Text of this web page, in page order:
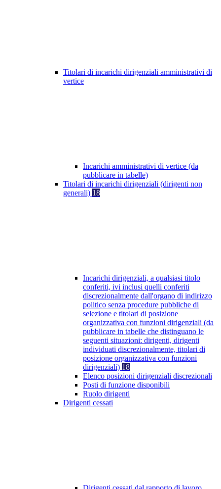
Titolari di incarichi dirigenziali amministrativi di
vertice
Incarichi amministrativi di vertice (da
pubblicare in tabelle)
Titolari di incarichi dirigenziali (dirigenti non
generali) 18
Incarichi dirigenziali, a qualsiasi titolo
conferiti, ivi inclusi quelli conferiti
discrezionalmente dall'organo di indirizzo
politico senza procedure pubbliche di
selezione e titolari di posizione
organizzativa con funzioni dirigenziali (da
pubblicare in tabelle che distinguano le
seguenti situazioni: dirigenti, dirigenti
individuati discrezionalmente, titolari di
posizione organizzativa con funzioni
dirigenziali) 18
Elenco posizioni dirigenziali discrezionali
Posti di funzione disponibili
Ruolo dirigenti
Dirigenti cessati